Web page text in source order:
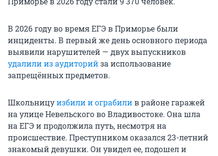
В 2026 году во время ЕГЭ в Приморье были
инциденты. В первый же день основного периода
выявили нарушителей — двух выпускников
удалили из аудиторийза использование
запрещённых предметов.
Школьницуизбили и ограбилив районе гаражей
на улице Невельского во Владивостоке. Она шла
на ЕГЭ и продолжила путь, несмотря на
происшествие. Преступником оказался 23-летний
знакомый девушки. Он увидел ее, подошел и